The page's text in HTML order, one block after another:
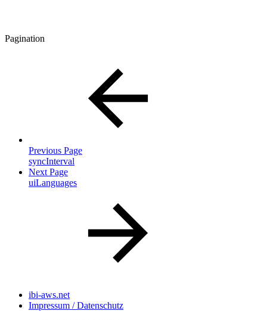
Pagination
Previous Page
syncInterval
Next Page
uiLanguages
ibi-aws.net
Impressum / Datenschutz